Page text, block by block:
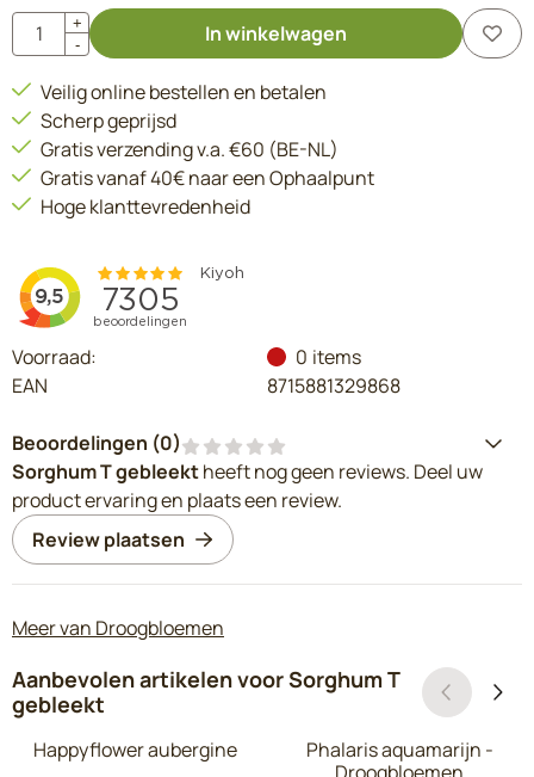
Aantal
+
-
In winkelwagen
Veilig online bestellen en betalen
Scherp geprijsd
Gratis verzending v.a. €60 (BE-NL)
Gratis vanaf 40€ naar een Ophaalpunt
Hoge klanttevredenheid
Voorraad: 0 items
EAN
8715881329868
Beoordelingen (0)
Sorghum T gebleektheeft nog geen reviews. Deel uw
product ervaring en plaats een review.
Review plaatsen
Meer van Droogbloemen
Aanbevolen artikelen voorSorghum T
gebleekt
Happyflower aubergine
Phalaris aquamarijn -